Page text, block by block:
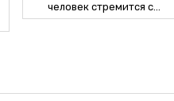
человек стремится с...